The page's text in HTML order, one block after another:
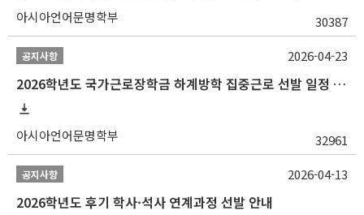
아시아언어문명학부 30387
공지사항
2026학년도 국가근로장학금 하계방학 집중근로 선발 일정 안내
아시아언어문명학부 32961
2026-04-23
공지사항
2026학년도 후기 학사·석사 연계과정 선발 안내
2026-04-13